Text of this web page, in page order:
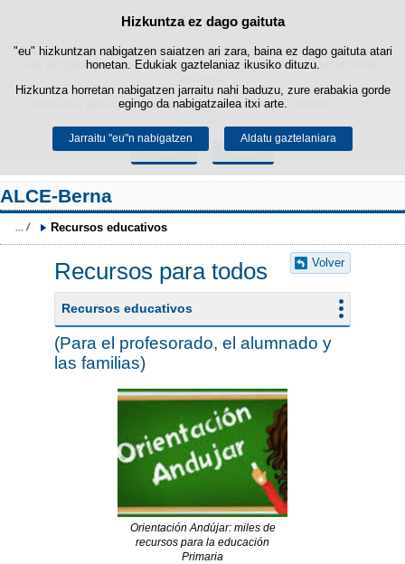
Cookie politika
Webgune honek berezko cookie-ak erabiltzen ditu nabigazioa errazteko
eta hirugarrenen cookie-ak erabilera- eta gogobetetasun-estatistikak
Informazio gehiago lor dezakezu gure "Cookie-ak" atalean,
Onartu Ukatu
Hizkuntza ez dago gaituta
"eu" hizkuntzan nabigatzen saiatzen ari zara, baina ez dago gaituta atari
honetan. Edukiak gaztelaniaz ikusiko dituzu.
Hizkuntza horretan nabigatzen jarraitu nahi baduzu, zure erabakia gorde
egingo da nabigatzailea itxi arte.
Jarraitu "eu"n nabigatzen Aldatu gaztelaniara
Edukira salto egin
ALCE-Berna
Recursos educativos
Volver
Recursos para todos
Recursos educativos
(Para el profesorado, el alumnado y
las familias)
Orientación Andújar: miles de
recursos para la educación
Primaria